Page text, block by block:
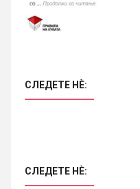
СЛЕДЕТЕ НÈ:
СЛЕДЕТЕ НÈ: